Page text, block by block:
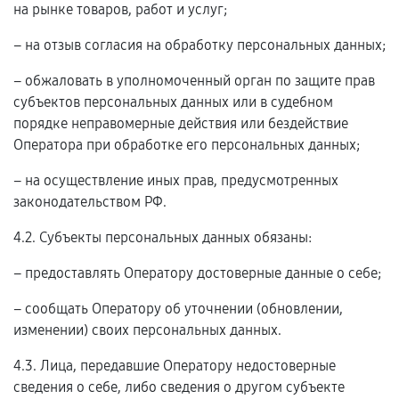
на рынке товаров, работ и услуг;
– на отзыв согласия на обработку персональных данных;
– обжаловать в уполномоченный орган по защите прав
субъектов персональных данных или в судебном
порядке неправомерные действия или бездействие
Оператора при обработке его персональных данных;
– на осуществление иных прав, предусмотренных
законодательством РФ.
4.2. Субъекты персональных данных обязаны:
– предоставлять Оператору достоверные данные о себе;
– сообщать Оператору об уточнении (обновлении,
изменении) своих персональных данных.
4.3. Лица, передавшие Оператору недостоверные
сведения о себе, либо сведения о другом субъекте